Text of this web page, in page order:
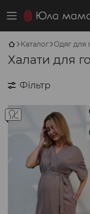
Каталог Одяг для
Халати для
Фільтр